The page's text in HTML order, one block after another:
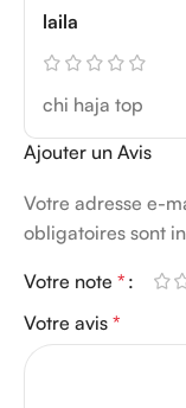
laila
chi haja top
Ajouter un Avis
Votre adresse e-
obligatoires sont
Votre note *
Votre avis *